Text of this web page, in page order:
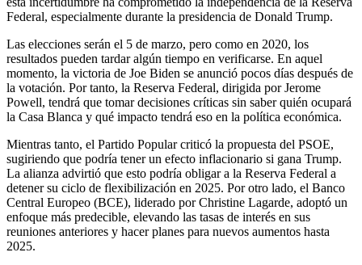
Federal, especialmente durante la presidencia de Donald Trump.
Las elecciones serán el 5 de marzo, pero como en 2020, los
resultados pueden tardar algún tiempo en verificarse. En aquel
momento, la victoria de Joe Biden se anunció pocos días después de
la votación. Por tanto, la Reserva Federal, dirigida por Jerome
Powell, tendrá que tomar decisiones críticas sin saber quién ocupará
la Casa Blanca y qué impacto tendrá eso en la política económica.
Mientras tanto, el Partido Popular criticó la propuesta del PSOE,
sugiriendo que podría tener un efecto inflacionario si gana Trump.
La alianza advirtió que esto podría obligar a la Reserva Federal a
detener su ciclo de flexibilización en 2025. Por otro lado, el Banco
Central Europeo (BCE), liderado por Christine Lagarde, adoptó un
enfoque más predecible, elevando las tasas de interés en sus
reuniones anteriores y hacer planes para nuevos aumentos hasta
2025.